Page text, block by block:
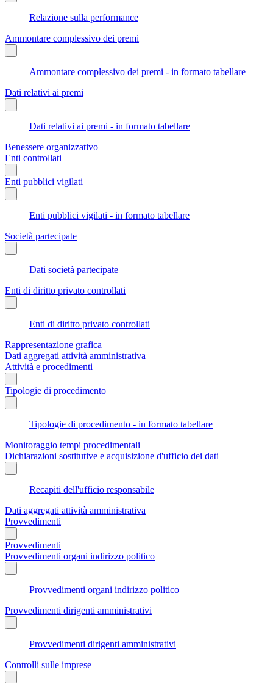
Relazione sulla performance
Ammontare complessivo dei premi
Ammontare complessivo dei premi - in formato tabellare
Dati relativi ai premi
Dati relativi ai premi - in formato tabellare
Benessere organizzativo
Enti controllati
Enti pubblici vigilati
Enti pubblici vigilati - in formato tabellare
Società partecipate
Dati società partecipate
Enti di diritto privato controllati
Enti di diritto privato controllati
Rappresentazione grafica
Dati aggregati attività amministrativa
Attività e procedimenti
Tipologie di procedimento
Tipologie di procedimento - in formato tabellare
Monitoraggio tempi procedimentali
Dichiarazioni sostitutive e acquisizione d'ufficio dei dati
Recapiti dell'ufficio responsabile
Dati aggregati attività amministrativa
Provvedimenti
Provvedimenti
Provvedimenti organi indirizzo politico
Provvedimenti organi indirizzo politico
Provvedimenti dirigenti amministrativi
Provvedimenti dirigenti amministrativi
Controlli sulle imprese